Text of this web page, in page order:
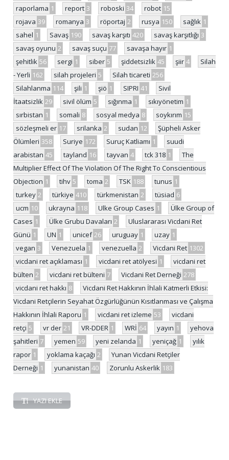
raporlama 1 report 3 roboski 34 robot 15
rojava 39 romanya 3 röportaj 2 rusya 150 sağlık 1
sahel 1 Savaş 190 savaş karşıtı 420 savaş karşıtlığı 3
savaş oyunu 2 savaş suçu 77 savaşa hayır 1
şehitlik 56 sergi 1 siber 5 şiddetsizlik 45 şiir 4
Silah
- Yerli 162 silah projeleri 5 Silah ticareti 256
Silahlanma 114 şili 1 şiö 1 SIPRI 41
Sivil
İtaatsizlik 29 sivil ölüm 5 sığınma 1 sıkıyönetim 1
sırbistan 1 somali 8 sosyal medya 8 soykırım 15
sözleşmeli er 17 srilanka 2 sudan 12
Şüpheli Asker
Ölümleri 358 Suriye 172 Suruç Katliamı 1
suudi
arabistan 45 tayland 16 tayvan 4 tck 318 1
The
Multiplier Effect Of The Violation Of The Right To Conscientious
Objection 1 tihv 5 toma 2 TSK 188 tunus 1
turkey 2 türkiye 410 türkmenistan 2 tüsiad 6
ucm 10 ukrayna 118 Ulke Group Cases 1
Ülke Group of
Cases 1 Ülke Grubu Davaları 2
Uluslararası Vicdani Ret
Günü 1 UN 1 unicef 26 uruguay 1 uzay 1
vegan 3 Venezuela 1 venezuella 2 Vicdani Ret 1302
vicdani ret açıklaması 1 vicdani ret atölyesi 1
vicdani ret
bülten 2 vicdani ret bülteni 7 Vicdani Ret Derneği 278
vicdani ret hakkı 8
Vicdani Ret Hakkının İhlali Katmerli Etkisi:
Vicdani Retçilerin Seyahat Özgürlüğünün Kısıtlanması ve Çalışma
Hakkının İhlali Raporu 1 vicdani ret izleme 53
vicdani
retçi 5 vr der 21 VR-DDER 1 WRİ 64 yayın 1
yehova
şahitleri 7 yemen 59 yeni zelanda 1 yeniçağ 1
yılık
rapor 1 yoklama kaçağı 2
Yunan Vicdani Retçiler
Derneği 1 yunanistan 40 Zorunlu Askerlik 183
YAZI EKLE